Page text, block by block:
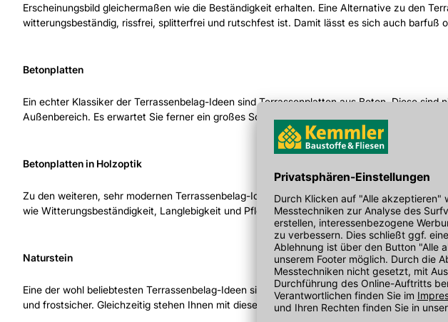
Erscheinungsbild gleichermaßen wie die Beständigkeit erhalten. Eine Alternative zu den
witterungsbeständig, rissfrei, splitterfrei und rutschfest ist. Damit lässt es sich auch barfuß
Betonplatten
Ein echter Klassiker der Terrassenbelag-Ideen sind Terrassenplatten aus Beton. Diese
Außenbereich. Es erwartet Sie ferner ein großes Sortiment an Farben und Formen.
Betonplatten in Holzoptik
Zu den weiteren, sehr modernen Terrassenbelag-Ideen, sofern Sie gerne den Holzlook
wie Witterungsbeständigkeit, Langlebigkeit und Pflegeleichtigkeit mit dem warmen und
Naturstein
Eine der wohl beliebtesten Terrassenbelag-Ideen sind Natursteinplatten. Diese können
und frostsicher. Gleichzeitig stehen Ihnen mit diesem Belag für die Terrasse diverse